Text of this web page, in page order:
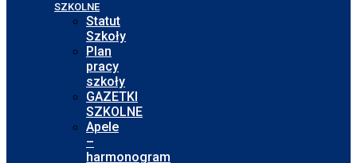
SZKOLNE
Statut
Szkoły
Plan
pracy
szkoły
GAZETKI
SZKOLNE
Apele
–
harmonogram